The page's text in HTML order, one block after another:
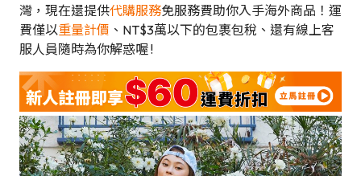
灣，現在還提供代購服務免服務費助你入手海外商品！運
費僅以重量計價 、NT$3萬以下的包裹包稅、還有線上客
服人員隨時為你解惑喔 !